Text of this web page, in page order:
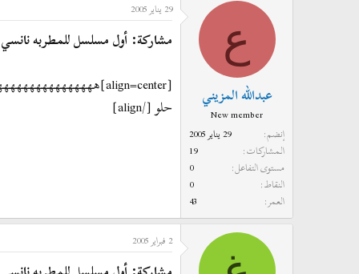
ع
عبدالله المزيني
New member
إنضم
29 يناير 2005
المشاركات
19
مستوى التفاعل
0
النقاط
0
العمر
43
29 يناير 2005
مشاركة: أول مسلسل للمطربه
[align=center]ههههههههههههههههههههههه
حلو [/align]
2 فبراير 2005